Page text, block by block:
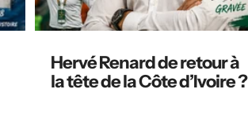
Hervé Renard de retour à
la tête de la Côte d’Ivoire ?